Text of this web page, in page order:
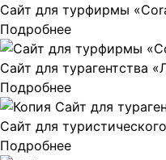
Сайт для турфирмы
Подробнее
Сайт для турагентства
Подробнее
Сайт для
Подробнее